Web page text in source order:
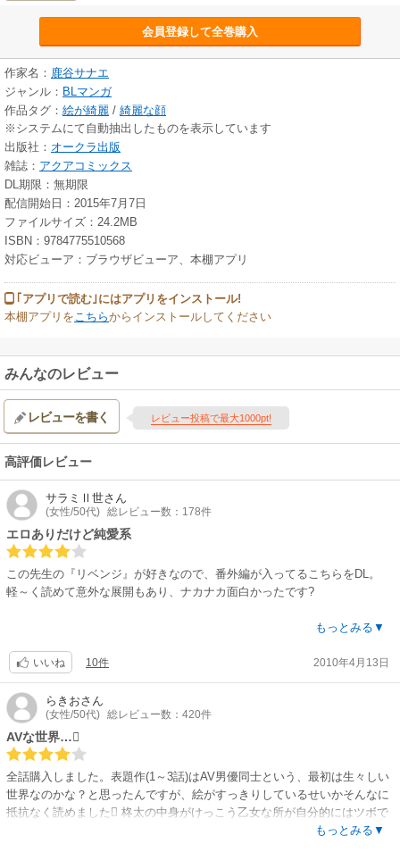
会員登録して全巻購入
作家名： 鹿谷サナエ
ジャンル： BLマンガ
作品タグ： 絵が綺麗 / 綺麗な顔
※システムにて自動抽出したものを表示しています
出版社： オークラ出版
雑誌： アクアコミックス
DL期限：無期限
配信開始日：2015年7月7日
ファイルサイズ：24.2MB
ISBN：9784775510568
対応ビューア：ブラウザビューア、本棚アプリ
｢アプリで読む｣にはアプリをインストール!
本棚アプリをこちらからインストールしてください
みんなのレビュー
レビューを書く レビュー投稿で最大1000pt!
高評価レビュー
サラミⅡ世さん
(女性/50代) 総レビュー数：178件
エロありだけど純愛系
この先生の『リベンジ』が好きなので、番外編が入ってるこちらをDL。
軽～く読めて意外な展開もあり、ナカナカ面白かったです?
１～３話 ゲイビ男優の柊太は本質が受けなのに、見た目から攻めをやら
好きになっちゃった同僚の泰良も、柊太を攻め仲間にしか見てくれませ
ん。
悩みに悩んで、ついに一発賭けに！
４～６話 古きアジア某国の皇子と側仕えの純愛。
お話は割とありがちですが、息抜きに丁度ヨシ。
７～８話 SP会社の問題児と所長サン。ノンケで元ボクサーの花城に、最
後は『…いいからこのまま来い』と足開かせちゃう所長の懐の深い愛が格
もっとみる▼
いいね 10件 2010年4月13日
らきおさん
(女性/50代) 総レビュー数：420件
AVな世界…
全話購入しました。表題作(1～3話)はAV男優同士という、最初は生々しい
世界なのかな？と思ったんですが、絵がすっきりしているせいかそんなに
抵抗なく読めました 柊太の中身がけっこう乙女な所が自分的にはツボで
した私の理解力が足りないのか…賭けの結果はあの流れなら逆では？っ
もっとみる▼